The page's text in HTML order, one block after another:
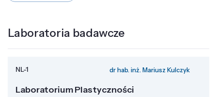
Laboratoria badawcze
NL-1 dr hab. inż. Mariusz Kulczyk
Laboratorium Plastyczności